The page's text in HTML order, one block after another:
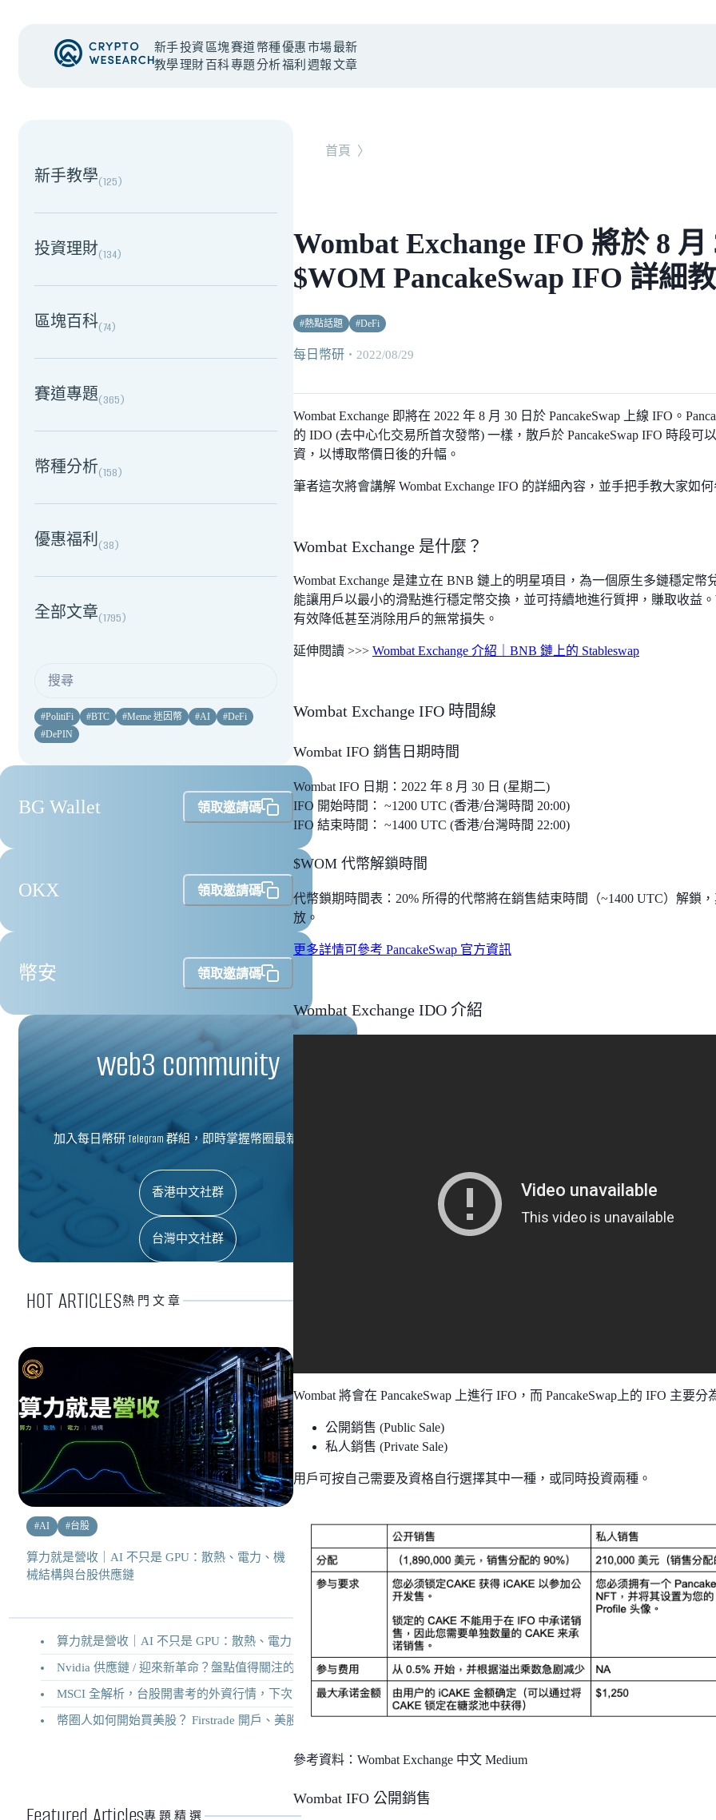
新手
教學
投資
理財
區塊
百科
賽道
專題
幣種
分析
優惠
福利
市場
週報
最新
文章
NEW EVENT
新手教學(125)
投資理財(134)
區塊百科(74)
賽道專題(365)
幣種分析(158)
優惠福利(38)
全部文章(1795)
#PolitiFi #BTC #Meme 迷因幣 #AI #DeFi
#DePIN
BG Wallet 領取邀請碼
OKX 領取邀請碼
幣安 領取邀請碼
web3 community
加入每日幣研 Telegram 群組，即時掌握幣圈最新資訊
香港中文社群
台灣中文社群
HOT ARTICLES熱門文章
#AI #台股
算力就是營收｜AI 不只是 GPU：散熱、電力、機
械結構與台股供應鏈
算力就是營收｜AI 不只是 GPU：散熱、電力、機械結構與台股供應鏈
Nvidia 供應鏈 / 迎來新革命？盤點值得關注的二十家供應鏈企業
MSCI 全解析，台股開書考的外資行情，下次調整你準備好了嗎？
幣圈人如何開始買美股？ Firstrade 開戶、美股交易機制完整教學
專題精選
首頁 〉
Wombat Exchange IFO 將於 8 月
$WOM PancakeSwap IFO 詳細
#熱點話題 #DeFi
每日幣研 ・ 2022/08/29
Wombat Exchange 即將在 2022 年 8 月 30 日於 PancakeSwap 上線 IFO。
的 IDO (去中心化交易所首次發幣) 一樣，散戶於 PancakeSwap IFO 時段可
資，以博取幣價日後的升幅。
筆者這次將會講解 Wombat Exchange IFO 的詳細內容，並手把手教大家如何
Wombat Exchange 是什麼？
Wombat Exchange 是建立在 BNB 鏈上的明星項目，為一個原生多鏈穩定幣
能讓用戶以最小的滑點進行穩定幣交換，並可持續地進行質押，賺取收益。
有效降低甚至消除用戶的無常損失。
延伸閱讀 >>> Wombat Exchange 介紹｜BNB 鏈上的 Stableswap
Wombat Exchange IFO 時間線
Wombat IFO 銷售日期時間
Wombat IFO 日期：2022 年 8 月 30 日 (星期二)
IFO 開始時間： ~1200 UTC (香港/台灣時間 20:00)
IFO 結束時間： ~1400 UTC (香港/台灣時間 22:00)
$WOM 代幣解鎖時間
代幣鎖期時間表：20% 所得的代幣將在銷售結束時間（~1400 UTC）解鎖
放。
更多詳情可參考 PancakeSwap 官方資訊
Wombat Exchange IDO 介紹
Wombat 將會在 PancakeSwap 上進行 IFO，而 PancakeSwap上的 IFO 主要分
公開銷售 (Public Sale)
私人銷售 (Private Sale)
用戶可按自己需要及資格自行選擇其中一種，或同時投資兩種。
參考資料：Wombat Exchange 中文 Medium
Wombat IFO 公開銷售